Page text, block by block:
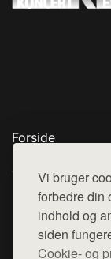
Vi bruger
forbedre din
indhold og
siden
Cookie- og
Forside
Top Rabatter
Blog
Kontakt